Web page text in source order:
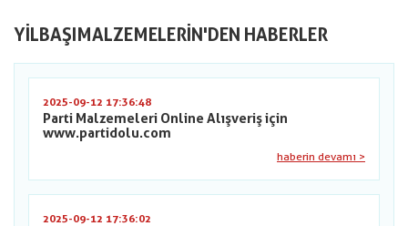
YILBAŞIMALZEMELERIN'DEN HABERLER
2025-09-12 17:36:48
Parti Malzemeleri Online Alışveriş için
www.partidolu.com
haberin devamı >
2025-09-12 17:36:02